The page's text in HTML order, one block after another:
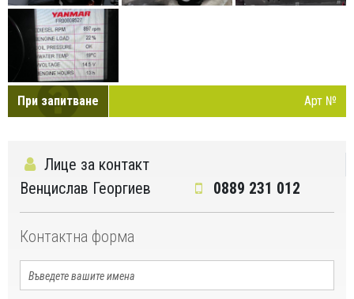
При запитване Арт №
Лице за контакт
Венцислав Георгиев
0889 231 012
Контактна форма